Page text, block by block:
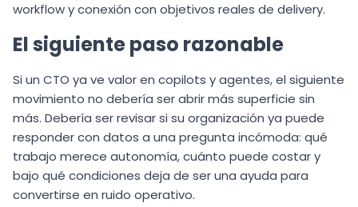
workflow y conexión con objetivos reales de delivery.
El siguiente paso razonable
Si un CTO ya ve valor en copilots y agentes, el siguiente
movimiento no debería ser abrir más superficie sin
más. Debería ser revisar si su organización ya puede
responder con datos a una pregunta incómoda: qué
trabajo merece autonomía, cuánto puede costar y
bajo qué condiciones deja de ser una ayuda para
convertirse en ruido operativo.